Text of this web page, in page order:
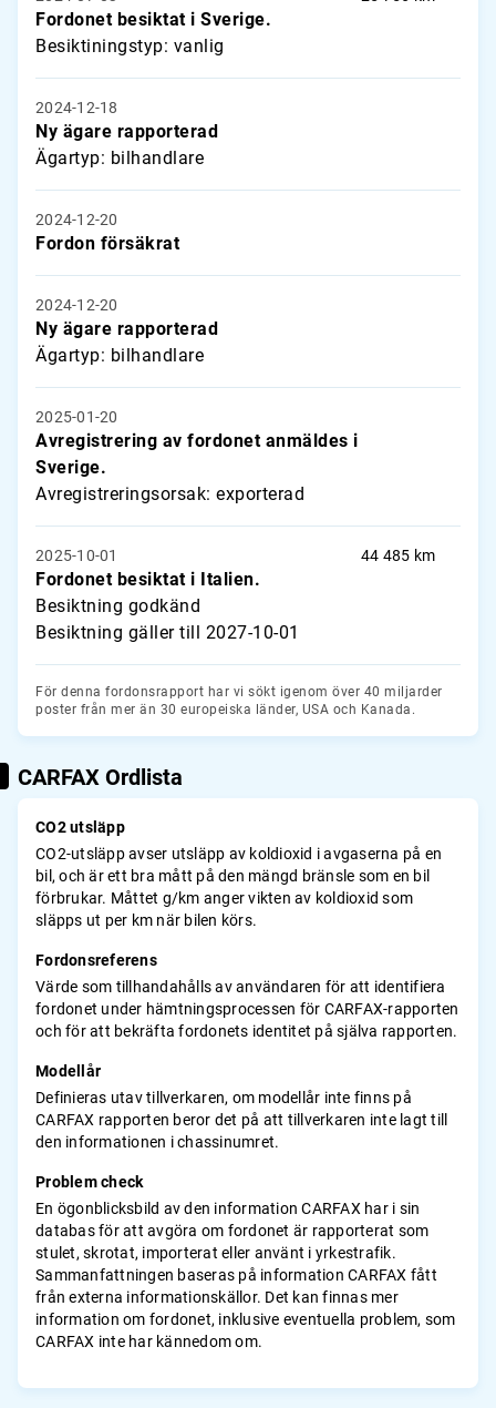
Fordonet besiktat i Sverige.
Besiktiningstyp: vanlig
2024-12-18
Ny ägare rapporterad
Ägartyp: bilhandlare
2024-12-20
Fordon försäkrat
2024-12-20
Ny ägare rapporterad
Ägartyp: bilhandlare
2025-01-20
Avregistrering av fordonet anmäldes i
Sverige.
Avregistreringsorsak: exporterad
2025-10-01
Fordonet besiktat i Italien.
Besiktning godkänd
Besiktning gäller till 2027-10-01
44 485 km
För denna fordonsrapport har vi sökt igenom över 40 miljarder
poster från mer än 30 europeiska länder, USA och Kanada.
CARFAX Ordlista
CO2 utsläpp
CO2-utsläpp avser utsläpp av koldioxid i avgaserna på en
bil, och är ett bra mått på den mängd bränsle som en bil
förbrukar. Måttet g/km anger vikten av koldioxid som
släpps ut per km när bilen körs.
Fordonsreferens
Värde som tillhandahålls av användaren för att identifiera
fordonet under hämtningsprocessen för CARFAX-rapporten
och för att bekräfta fordonets identitet på själva rapporten.
Modellår
Definieras utav tillverkaren, om modellår inte finns på
CARFAX rapporten beror det på att tillverkaren inte lagt till
den informationen i chassinumret.
Problem check
En ögonblicksbild av den information CARFAX har i sin
databas för att avgöra om fordonet är rapporterat som
stulet, skrotat, importerat eller använt i yrkestrafik.
Sammanfattningen baseras på information CARFAX fått
från externa informationskällor. Det kan finnas mer
information om fordonet, inklusive eventuella problem, som
CARFAX inte har kännedom om.